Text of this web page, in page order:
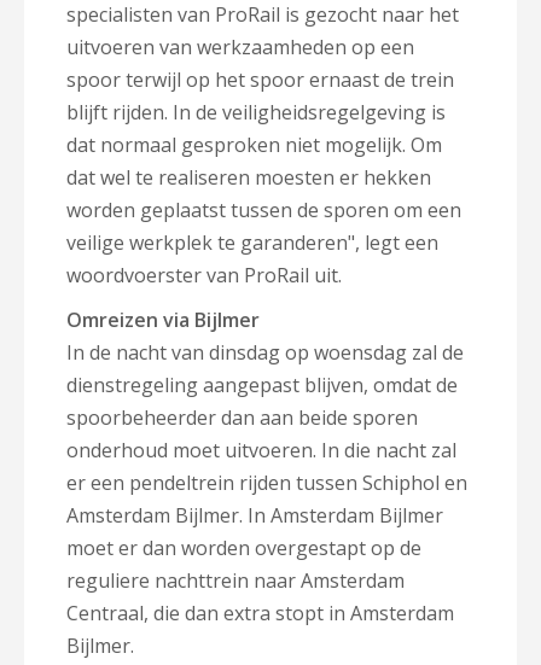
specialisten van ProRail is gezocht naar het
uitvoeren van werkzaamheden op een
spoor terwijl op het spoor ernaast de trein
blijft rijden. In de veiligheidsregelgeving is
dat normaal gesproken niet mogelijk. Om
dat wel te realiseren moesten er hekken
worden geplaatst tussen de sporen om een
veilige werkplek te garanderen", legt een
woordvoerster van ProRail uit.
Omreizen via Bijlmer
In de nacht van dinsdag op woensdag zal de
dienstregeling aangepast blijven, omdat de
spoorbeheerder dan aan beide sporen
onderhoud moet uitvoeren. In die nacht zal
er een pendeltrein rijden tussen Schiphol en
Amsterdam Bijlmer. In Amsterdam Bijlmer
moet er dan worden overgestapt op de
reguliere nachttrein naar Amsterdam
Centraal, die dan extra stopt in Amsterdam
Bijlmer.